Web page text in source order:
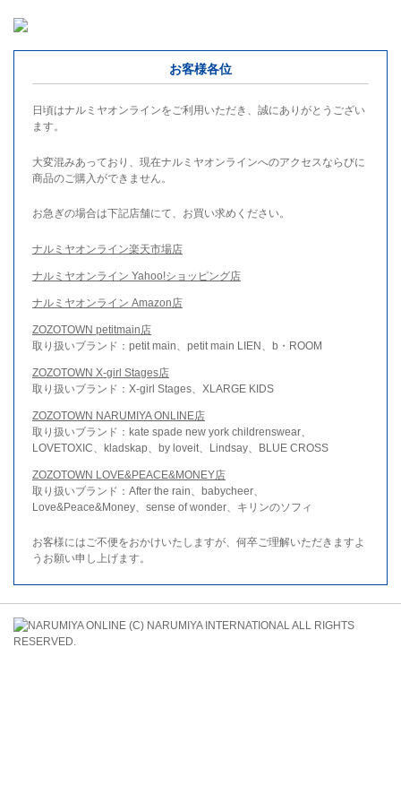
お客様各位
日頃はナルミヤオンラインをご利用いただき、誠にありがとうござい
ます。
大変混みあっており、現在ナルミヤオンラインへのアクセスならびに
商品のご購入ができません。
お急ぎの場合は下記店舗にて、お買い求めください。
ナルミヤオンライン楽天市場店
ナルミヤオンライン Yahoo!ショッピング店
ナルミヤオンライン Amazon店
ZOZOTOWN petitmain店
取り扱いブランド：petit main、petit main LIEN、b・ROOM
ZOZOTOWN X-girl Stages店
取り扱いブランド：X-girl Stages、XLARGE KIDS
ZOZOTOWN NARUMIYA ONLINE店
取り扱いブランド：kate spade new york childrenswear、
LOVETOXIC、kladskap、by loveit、Lindsay、BLUE CROSS
ZOZOTOWN LOVE&PEACE&MONEY店
取り扱いブランド：After the rain、babycheer、
Love&Peace&Money、sense of wonder、キリンのソフィ
お客様にはご不便をおかけいたしますが、何卒ご理解いただきますよ
うお願い申し上げます。